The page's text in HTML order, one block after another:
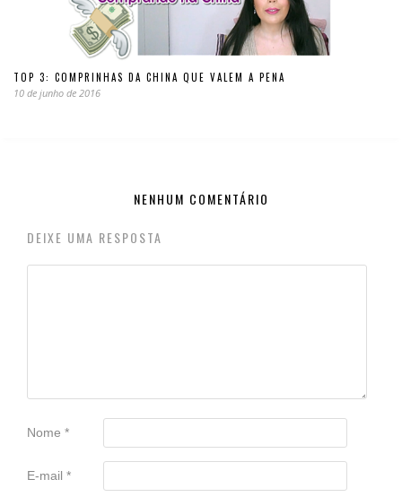
TOP 3: COMPRINHAS DA CHINA QUE VALEM A PENA
10 de junho de 2016
NENHUM COMENTÁRIO
DEIXE UMA RESPOSTA
Nome *
E-mail *